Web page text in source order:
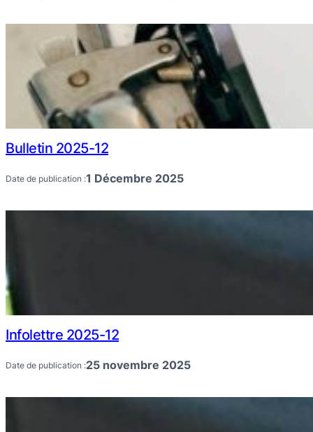
Bulletin 2025-12
Date de publication :1 Décembre 2025
Infolettre 2025-12
Date de publication :25 novembre 2025